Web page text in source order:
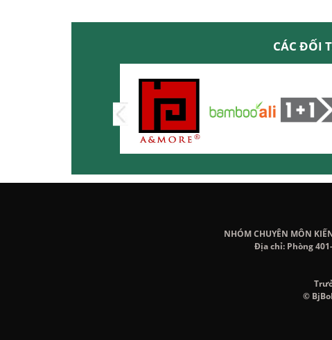
CÁC ĐỐI
NHÓM CHUYÊN MÔN
Địa chỉ: Phòng
©